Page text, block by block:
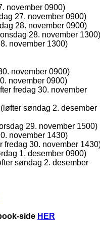
november 0900)
27. november 0900)
28. november 0900)
28. november 1300)
november 1300)
november 0900)
november 0900)
fredag 30. november
søndag 2. desember
29. november 1500)
november 1430)
fredag 30. november
1. desember 0900)
søndag 2. desember
side HER